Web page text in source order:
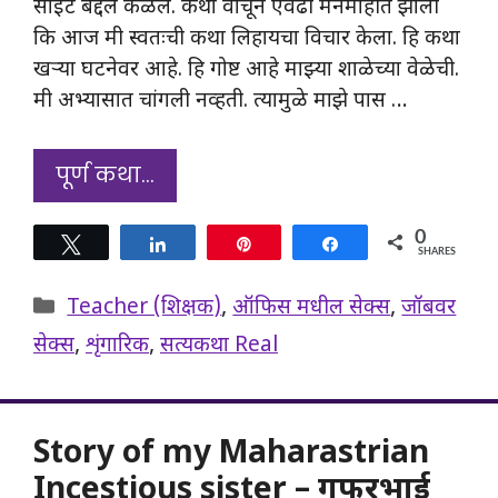
साईट बद्दल कळले. कथा वाचून एवढी मनमोहीत झाली
कि आज मी स्वतःची कथा लिहायचा विचार केला. हि कथा
खऱ्या घटनेवर आहे. हि गोष्ट आहे माझ्या शाळेच्या वेळेची.
मी अभ्यासात चांगली नव्हती. त्यामुळे माझे पास …
पूर्ण कथा…
Share 0
SHARES
Categories
Teacher (शिक्षक),ऑफिस मधील सेक्स,जॉबवर
सेक्स, शृंगारिक, सत्यकथा Real
Story of my Maharastrian